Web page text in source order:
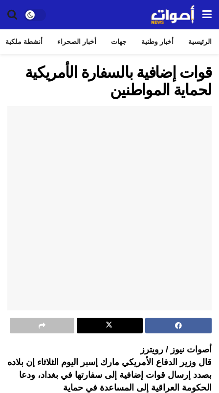
الرئيسية أخبار وطنية جهات أخبار الصحراء أنشطة ملكية
قوات إضافية بالسفارة الأمريكية
لحماية المواطنين
أصوات نيوز / رويترز
قال وزير الدفاع الأمريكي مارك إسبر اليوم الثلاثاء إن بلاده
بصدد إرسال قوات إضافية إلى سفارتها في بغداد، ودعا
الحكومة العراقية إلى المساعدة في حماية